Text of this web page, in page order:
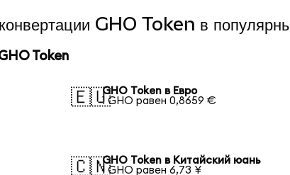
конвертации GHO Token в
Token
🇪🇺GHO Token в Евро
1 GHO равен 0,8659 €
🇨🇳GHO Token в Китайский юань
1 GHO равен 6,73 ¥